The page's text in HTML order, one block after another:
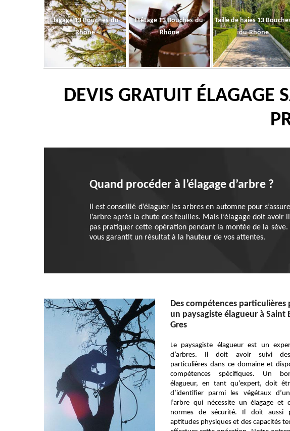
Elagage 13 Bouches-du-
Rhône
Etêtage 13 Bouches-du-
Rhône
Taille de haies 13
du-Rhône
DEVIS GRATUIT ÉLAGAGE
Quand procéder à l’élagage d’arbre ?
Il est conseillé d’élaguer les arbres en automne pour
l’arbre après la chute des feuilles. Mais l’élagage doit
pas pratiquer cette opération pendant la montée de la
vous garantit un résultat à la hauteur de vos attentes.
Des compétences particulières
un paysagiste élagueur à Saint
Gres
Le paysagiste élagueur est un
d’arbres. Il doit avoir suivi
particulières dans ce domaine et
compétences spécifiques. Un
élagueur, en tant qu’expert, doit
d’identifier parmi les végétaux
l’arbre qui nécessite un élagage et
normes de sécurité. Il doit aussi
aptitudes physiques et des capacités